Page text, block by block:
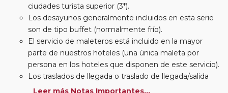
ciudades turista superior (3*).
Los desayunos generalmente incluidos en esta serie
son de tipo buffet (normalmente frío).
El servicio de maleteros está incluido en la mayor
parte de nuestros hoteles (una única maleta por
persona en los hoteles que disponen de este servicio).
Los traslados de llegada o traslado de llegada/salida
estarán incluidos según itinerario.
Leer más Notas Importantes...